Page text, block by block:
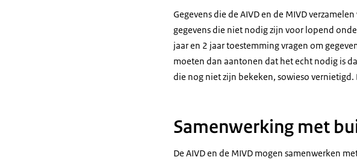
Gegevens die de AIVD en de MIVD
gegevens die niet nodig zijn voor lopend
jaar en 2 jaar toestemming vragen om
moeten dan aantonen dat het echt nodig is
die nog niet zijn bekeken, sowieso vernietigd.
Samenwerking met
De AIVD en de MIVD mogen samenwerken